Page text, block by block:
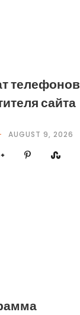
телефонов
сайта
AUGUST 9, 2026